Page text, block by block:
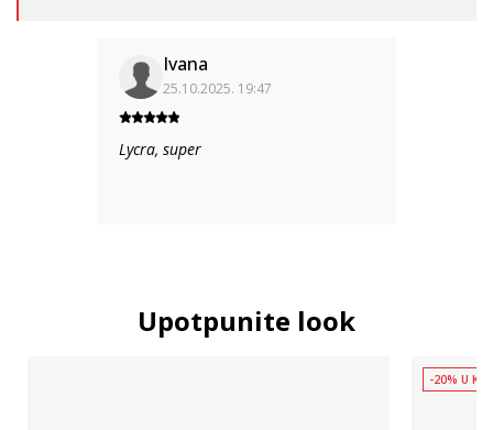
Ivana
25.10.2025. 19:47
Lycra, super
Upotpunite look
-20% U